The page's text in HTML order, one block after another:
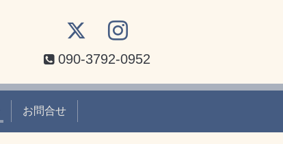
090-3792-0952
お問合せ